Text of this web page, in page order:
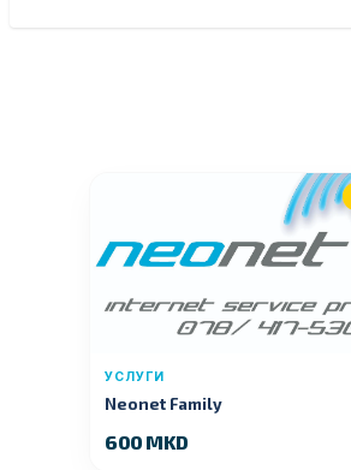
УСЛУГИ
Neonet Family
600 MKD